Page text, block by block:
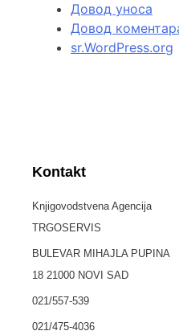
Довод уноса
Довод
sr.WordPress.org
Kontakt
Knjigovodstvena Agencija
TRGOSERVIS
BULEVAR MIHAJLA PUPINA
18 21000 NOVI SAD
021/557-539
021/475-4036